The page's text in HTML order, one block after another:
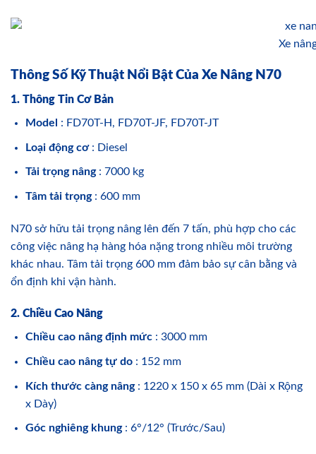
Xe
Thông Số Kỹ Thuật Nổi Bật Của Xe Nâng N70
1. Thông Tin Cơ Bản
Model : FD70T-H, FD70T-JF, FD70T-JT
Loại động cơ : Diesel
Tải trọng nâng : 7000 kg
Tâm tải trọng : 600 mm
N70 sở hữu tải trọng nâng lên đến 7 tấn, phù hợp cho các
công việc nâng hạ hàng hóa nặng trong nhiều môi trường
khác nhau. Tâm tải trọng 600 mm đảm bảo sự cân bằng và
ổn định khi vận hành.
2. Chiều Cao Nâng
Chiều cao nâng định mức : 3000 mm
Chiều cao nâng tự do : 152 mm
Kích thước càng nâng : 1220 x 150 x 65 mm (Dài x Rộng
x Dày)
Góc nghiêng khung : 6°/12° (Trước/Sau)